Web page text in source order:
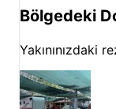
Bölgedeki
Yakınınızdaki